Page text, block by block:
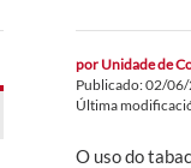
por Unidade de
Publicado: 02/
Última
O uso do